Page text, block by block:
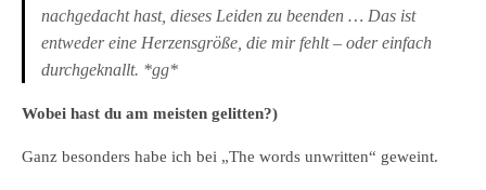
nachgedacht hast, dieses Leiden zu beenden … Das ist
entweder eine Herzensgröße, die mir fehlt – oder einfach
durchgeknallt. *gg*
Wobei hast du am meisten gelitten?)
Ganz besonders habe ich bei „The words unwritten“ geweint.